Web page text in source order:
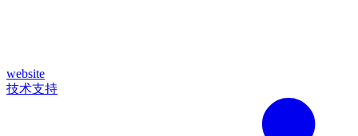
website
技术支持